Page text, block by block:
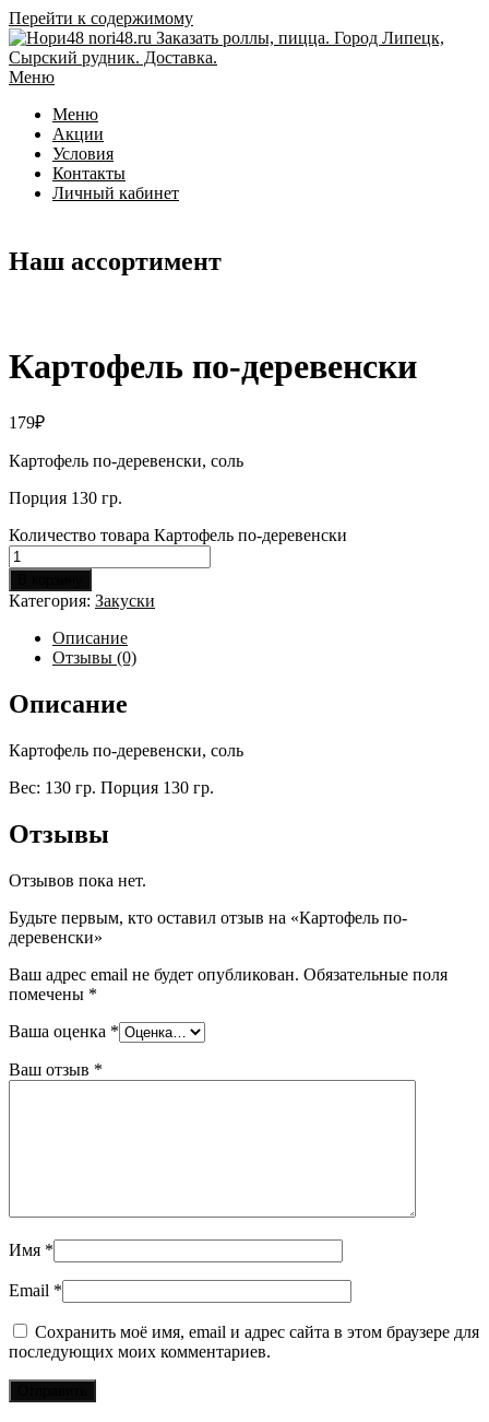
Перейти к содержимому
Меню
Меню
Акции
Условия
Контакты
Личный кабинет
Наш ассортимент
Картофель по-деревенски
179₽
Картофель по-деревенски, соль
Порция 130 гр.
Количество товара Картофель по-деревенски
Категория: Закуски
Описание
Отзывы (0)
Описание
Картофель по-деревенски, соль
Вес: 130 гр. Порция 130 гр.
Отзывы
Отзывов пока нет.
Будьте первым, кто оставил отзыв на «Картофель по-
деревенски»
Ваш адрес email не будет опубликован. Обязательные поля
помечены *
Ваша оценка *
Ваш отзыв *
Имя *
Email *
Сохранить моё имя, email и адрес сайта в этом браузере для
последующих моих комментариев.